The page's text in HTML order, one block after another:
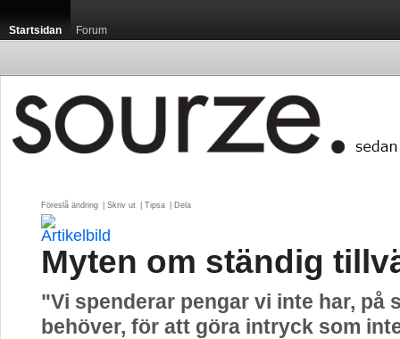
Startsidan Forum
Föreslå ändring Skriv ut Tipsa Dela
Myten om ständig
"Vi spenderar pengar vi inte har, på
behöver, för att göra intryck som